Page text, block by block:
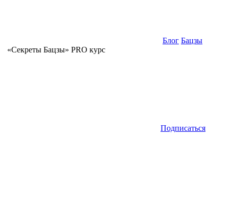
Блог Бацзы
«Секреты Бацзы» PRO курс
Подписаться